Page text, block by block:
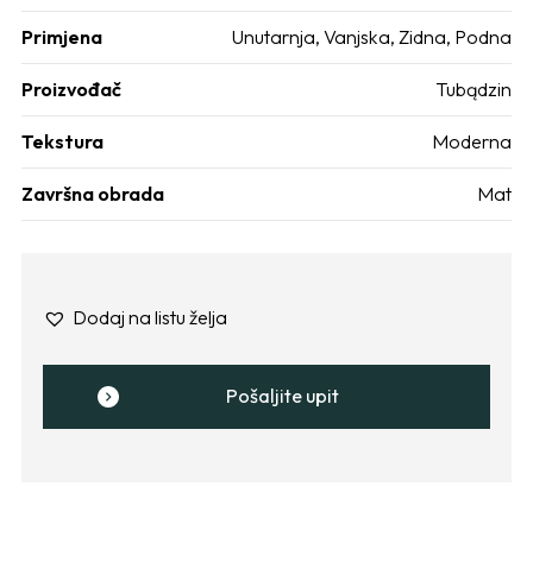
Primjena Unutarnja, Vanjska, Zidna, Podna
Proizvođač Tubądzin
Tekstura Moderna
Završna obrada Mat
Dodaj na listu želja
Pošaljite upit